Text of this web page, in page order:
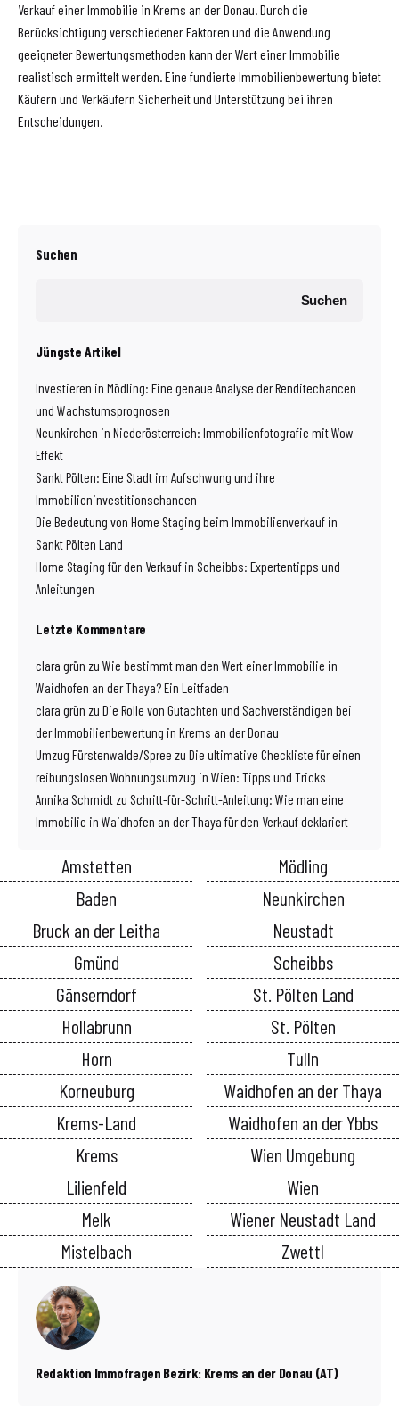
Verkauf einer Immobilie in Krems an der Donau. Durch die
Berücksichtigung verschiedener Faktoren und die Anwendung
geeigneter Bewertungsmethoden kann der Wert einer Immobilie
realistisch ermittelt werden. Eine fundierte Immobilienbewertung bietet
Käufern und Verkäufern Sicherheit und Unterstützung bei ihren
Entscheidungen.
Suchen
Suchen
Jüngste Artikel
Investieren in Mödling: Eine genaue Analyse der Renditechancen
und Wachstumsprognosen
Neunkirchen in Niederösterreich: Immobilienfotografie mit Wow-
Effekt
Sankt Pölten: Eine Stadt im Aufschwung und ihre
Immobilieninvestitionschancen
Die Bedeutung von Home Staging beim Immobilienverkauf in
Sankt Pölten Land
Home Staging für den Verkauf in Scheibbs: Expertentipps und
Anleitungen
Letzte Kommentare
clara grün zu Wie bestimmt man den Wert einer Immobilie in
Waidhofen an der Thaya? Ein Leitfaden
clara grün zu Die Rolle von Gutachten und Sachverständigen bei
der Immobilienbewertung in Krems an der Donau
Umzug Fürstenwalde/Spree zu Die ultimative Checkliste für einen
reibungslosen Wohnungsumzug in Wien: Tipps und Tricks
Annika Schmidt zu Schritt-für-Schritt-Anleitung: Wie man eine
Immobilie in Waidhofen an der Thaya für den Verkauf deklariert
Amstetten
Baden
Bruck an der Leitha
Gmünd
Gänserndorf
Hollabrunn
Horn
Korneuburg
Krems-Land
Krems
Lilienfeld
Melk
Mistelbach
Mödling
Neunkirchen
Neustadt
Scheibbs
St. Pölten Land
St. Pölten
Tulln
Waidhofen an der Thaya
Waidhofen an der Ybbs
Wien Umgebung
Wien
Wiener Neustadt Land
Zwettl
Redaktion Immofragen Bezirk: Krems an der Donau (AT)